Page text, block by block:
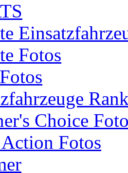
Fotos
Choice
Fotos